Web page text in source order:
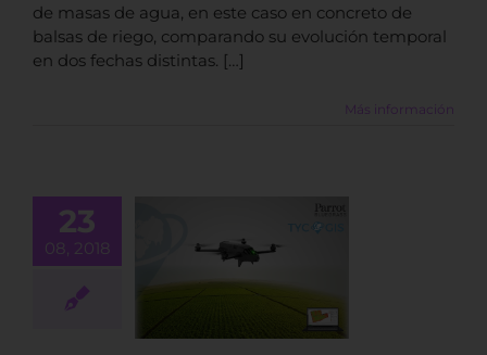
de masas de agua, en este caso en concreto de
balsas de riego, comparando su evolución temporal
en dos fechas distintas. […]
Más información
23
08, 2018
Bluegrass:
aliado para
de